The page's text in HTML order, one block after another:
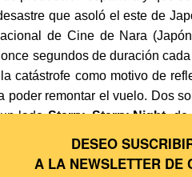
que asoló el este de
de Cine de Nara
segundos de duración
catástrofe como motivo de
poder remontar el vuelo. Dos
ladoStarry, Starry Night, de
existente entre las zonas
Shuai (director de la
DESEO
A LA NEWSLETTER DE